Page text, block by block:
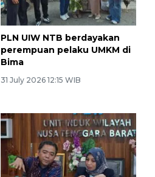
PLN UIW NTB berdayakan
perempuan pelaku UMKM di
Bima
31 July 2026 12:15 WIB